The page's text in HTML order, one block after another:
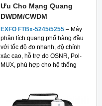
Ưu Cho Mạng Quang
DWDM/CWDM
EXFO FTBx-5245/5255 – Máy
phân tích quang phổ hàng đầu
với tốc độ đo nhanh, độ chính
xác cao, hỗ trợ đo OSNR, Pol-
MUX, phù hợp cho hệ thống